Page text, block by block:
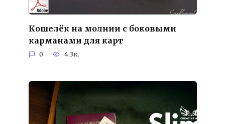
Кошелёк на молнии с боковыми
карманами для карт
0 4.3к.